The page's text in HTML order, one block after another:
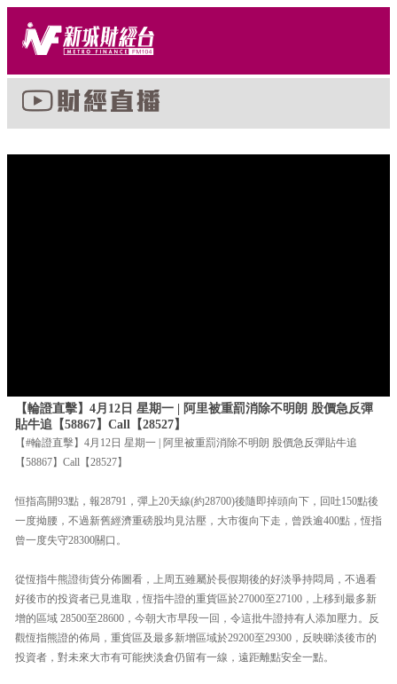
【輪證直擊】4月12日 星期一 | 阿里被重罰消除不明朗 股價急反彈
貼牛追【58867】Call【28527】
【#輪證直擊】4月12日 星期一 | 阿里被重罰消除不明朗 股價急反彈貼牛追
【58867】Call【28527】
恒指高開93點，報28791，彈上20天線(約28700)後隨即掉頭向下，回吐150點後
一度拗腰，不過新舊經濟重磅股均見沽壓，大市復向下走，曾跌逾400點，恆指
曾一度失守28300關口。
從恆指牛熊證街貨分佈圖看，上周五雖屬於長假期後的好淡爭持悶局，不過看
好後市的投資者已見進取，恆指牛證的重貨區於27000至27100，上移到最多新
增的區域 28500至28600，今朝大市早段一回，令這批牛證持有人添加壓力。反
觀恆指熊證的佈局，重貨區及最多新增區域於29200至29300，反映睇淡後市的
投資者，對未來大市有可能挾淡倉仍留有一線，遠距離點安全一點。